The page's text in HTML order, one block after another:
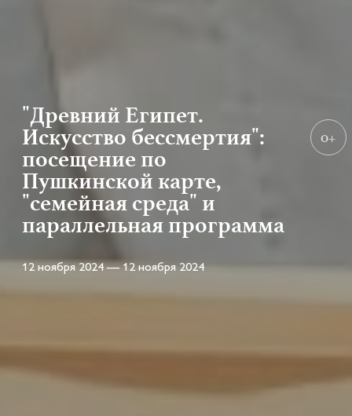
"Древний Египет.
Искусство бессмертия":
посещение по
Пушкинской карте,
"семейная среда" и
параллельная программа
12 ноября 2024 — 12 ноября 2024
0+